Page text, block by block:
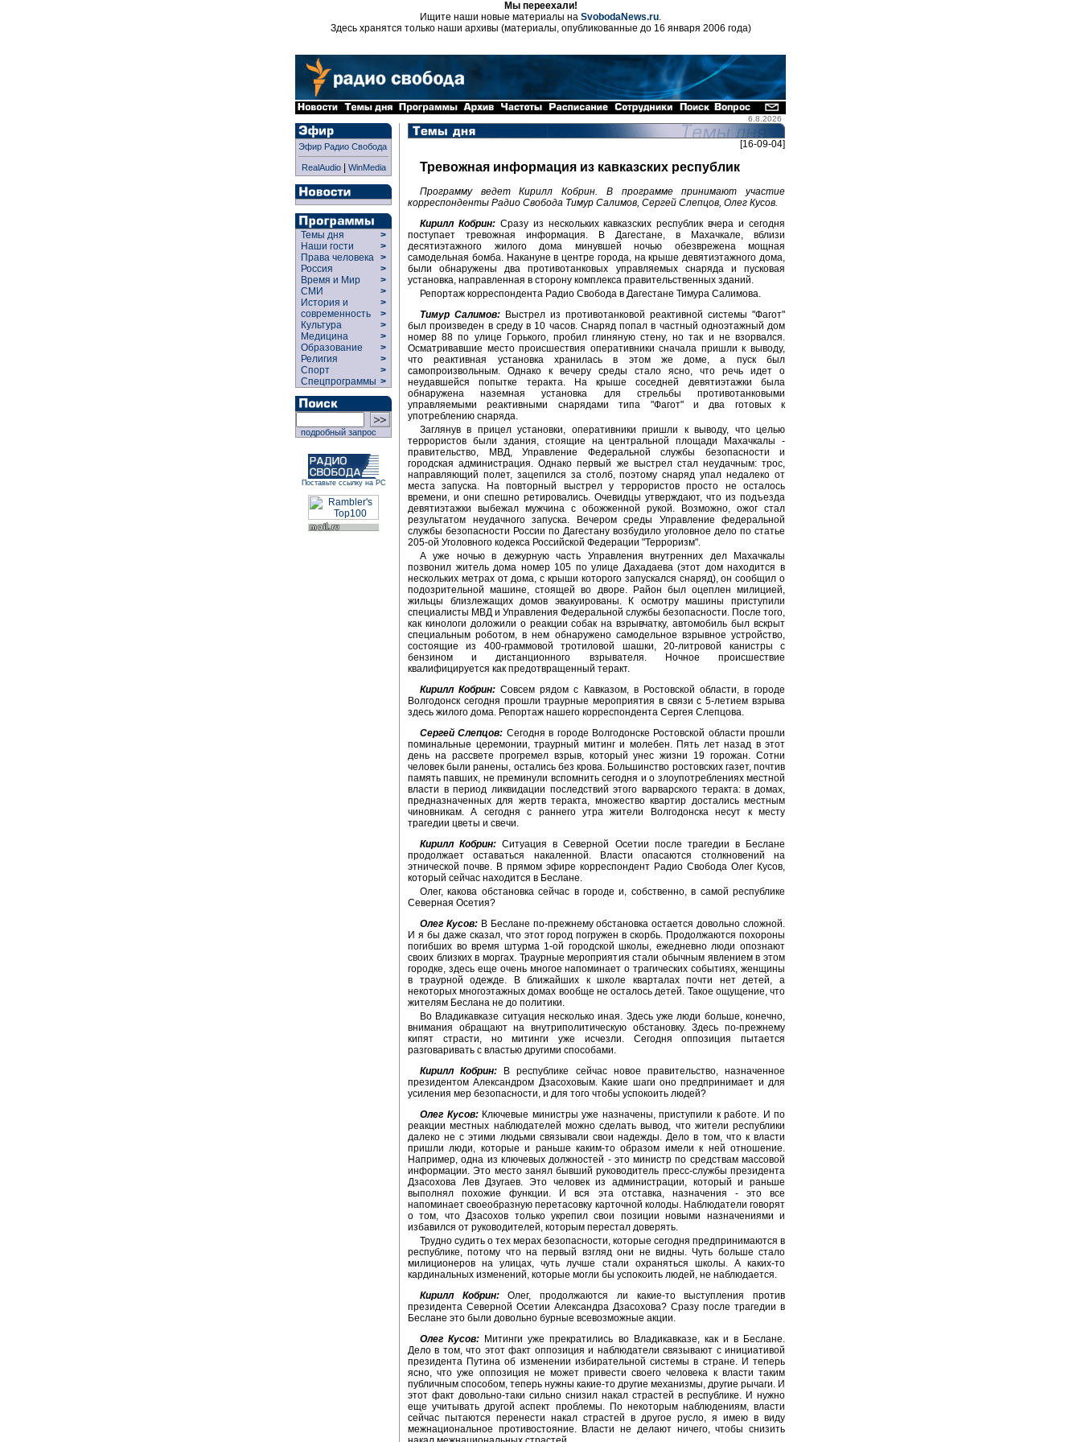
Мы переехали!
Ищите наши новые материалы на SvobodaNews.ru.
Здесь хранятся только наши архивы (материалы, опубликованные до 16 января 2006 года)
6.8.2026
Эфир Радио Свобода
RealAudio| WinMedia
Темы дня
>
Наши гости
>
Права человека >
Россия
>
Время и Мир
>
СМИ
>
История и
современность
>
>
Культура
>
Медицина
>
Образование
>
Религия
>
Спорт
>
Спецпрограммы >
подробный запрос
Поставьте ссылку на РС
[16-09-04]
Тревожная информация из кавказских республик
Программу ведет Кирилл Кобрин. В программе принимают участие
корреспонденты Радио Свобода Тимур Салимов, Сергей Слепцов, Олег Кусов.
Кирилл Кобрин:Сразу из нескольких кавказских республик вчера и сегодня
поступает тревожная информация. В Дагестане, в Махачкале, вблизи
десятиэтажного жилого дома минувшей ночью обезврежена мощная
самодельная бомба. Накануне в центре города, на крыше девятиэтажного дома,
были обнаружены два противотанковых управляемых снаряда и пусковая
установка, направленная в сторону комплекса правительственных зданий.
Репортаж корреспондента Радио Свобода в Дагестане Тимура Салимова.
Тимур Салимов: Выстрел из противотанковой реактивной системы "Фагот"
был произведен в среду в 10 часов. Снаряд попал в частный одноэтажный дом
номер 88 по улице Горького, пробил глиняную стену, но так и не взорвался.
Осматривавшие место происшествия оперативники сначала пришли к выводу,
что реактивная установка хранилась в этом же доме, а пуск был
самопроизвольным. Однако к вечеру среды стало ясно, что речь идет о
неудавшейся попытке теракта. На крыше соседней девятиэтажки была
обнаружена наземная установка для стрельбы противотанковыми
управляемыми реактивными снарядами типа "Фагот" и два готовых к
употреблению снаряда.
Заглянув в прицел установки, оперативники пришли к выводу, что целью
террористов были здания, стоящие на центральной площади Махачкалы -
правительство, МВД, Управление Федеральной службы безопасности и
городская администрация. Однако первый же выстрел стал неудачным: трос,
направляющий полет, зацепился за столб, поэтому снаряд упал недалеко от
места запуска. На повторный выстрел у террористов просто не осталось
времени, и они спешно ретировались. Очевидцы утверждают, что из подъезда
девятиэтажки выбежал мужчина с обожженной рукой. Возможно, ожог стал
результатом неудачного запуска. Вечером среды Управление федеральной
службы безопасности России по Дагестану возбудило уголовное дело по статье
205-ой Уголовного кодекса Российской Федерации "Терроризм".
А уже ночью в дежурную часть Управления внутренних дел Махачкалы
позвонил житель дома номер 105 по улице Дахадаева (этот дом находится в
нескольких метрах от дома, с крыши которого запускался снаряд), он сообщил о
подозрительной машине, стоящей во дворе. Район был оцеплен милицией,
жильцы близлежащих домов эвакуированы. К осмотру машины приступили
специалисты МВД и Управления Федеральной службы безопасности. После того,
как кинологи доложили о реакции собак на взрывчатку, автомобиль был вскрыт
специальным роботом, в нем обнаружено самодельное взрывное устройство,
состоящие из 400-граммовой тротиловой шашки, 20-литровой канистры с
бензином и дистанционного взрывателя. Ночное происшествие
квалифицируется как предотвращенный теракт.
Кирилл Кобрин: Совсем рядом с Кавказом, в Ростовской области, в городе
Волгодонск сегодня прошли траурные мероприятия в связи с 5-летием взрыва
здесь жилого дома. Репортаж нашего корреспондента Сергея Слепцова.
Сергей Слепцов: Сегодня в городе Волгодонске Ростовской области прошли
поминальные церемонии, траурный митинг и молебен. Пять лет назад в этот
день на рассвете прогремел взрыв, который унес жизни 19 горожан. Сотни
человек были ранены, остались без крова. Большинство ростовских газет, почтив
память павших, не преминули вспомнить сегодня и о злоупотреблениях местной
власти в период ликвидации последствий этого варварского теракта: в домах,
предназначенных для жертв теракта, множество квартир достались местным
чиновникам. А сегодня с раннего утра жители Волгодонска несут к месту
трагедии цветы и свечи.
Кирилл Кобрин: Ситуация в Северной Осетии после трагедии в Беслане
продолжает оставаться накаленной. Власти опасаются столкновений на
этнической почве. В прямом эфире корреспондент Радио Свобода Олег Кусов,
который сейчас находится в Беслане.
Олег, какова обстановка сейчас в городе и, собственно, в самой республике
Северная Осетия?
Олег Кусов:В Беслане по-прежнему обстановка остается довольно сложной.
И я бы даже сказал, что этот город погружен в скорбь. Продолжаются похороны
погибших во время штурма 1-ой городской школы, ежедневно люди опознают
своих близких в моргах. Траурные мероприятия стали обычным явлением в этом
городке, здесь еще очень многое напоминает о трагических событиях, женщины
в траурной одежде. В ближайших к школе кварталах почти нет детей, а
некоторых многоэтажных домах вообще не осталось детей. Такое ощущение, что
жителям Беслана не до политики.
Во Владикавказе ситуация несколько иная. Здесь уже люди больше, конечно,
внимания обращают на внутриполитическую обстановку. Здесь по-прежнему
кипят страсти, но митинги уже исчезли. Сегодня оппозиция пытается
разговаривать с властью другими способами.
Кирилл Кобрин: В республике сейчас новое правительство, назначенное
президентом Александром Дзасоховым. Какие шаги оно предпринимает и для
усиления мер безопасности, и для того чтобы успокоить людей?
Олег Кусов:Ключевые министры уже назначены, приступили к работе. И по
реакции местных наблюдателей можно сделать вывод, что жители республики
далеко не с этими людьми связывали свои надежды. Дело в том, что к власти
пришли люди, которые и раньше каким-то образом имели к ней отношение.
Например, одна из ключевых должностей - это министр по средствам массовой
информации. Это место занял бывший руководитель пресс-службы президента
Дзасохова Лев Дзугаев. Это человек из администрации, который и раньше
выполнял похожие функции. И вся эта отставка, назначения - это все
напоминает своеобразную перетасовку карточной колоды. Наблюдатели говорят
о том, что Дзасохов только укрепил свои позиции новыми назначениями и
избавился от руководителей, которым перестал доверять.
Трудно судить о тех мерах безопасности, которые сегодня предпринимаются в
республике, потому что на первый взгляд они не видны. Чуть больше стало
милиционеров на улицах, чуть лучше стали охраняться школы. А каких-то
кардинальных изменений, которые могли бы успокоить людей, не наблюдается.
Кирилл Кобрин:Олег, продолжаются ли какие-то выступления против
президента Северной Осетии Александра Дзасохова? Сразу после трагедии в
Беслане это были довольно бурные всевозможные акции.
Олег Кусов: Митинги уже прекратились во Владикавказе, как и в Беслане.
Дело в том, что этот факт оппозиция и наблюдатели связывают с инициативой
президента Путина об изменении избирательной системы в стране. И теперь
ясно, что уже оппозиция не может привести своего человека к власти таким
публичным способом, теперь нужны какие-то другие механизмы, другие рычаги. И
этот факт довольно-таки сильно снизил накал страстей в республике. И нужно
еще учитывать другой аспект проблемы. По некоторым наблюдениям, власти
сейчас пытаются перенести накал страстей в другое русло, я имею в виду
межнациональное противостояние. Власти не делают ничего, чтобы снизить